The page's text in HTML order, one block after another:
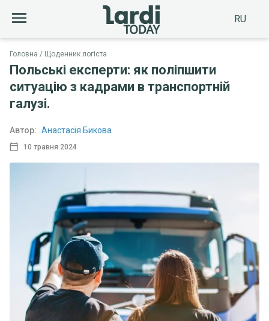
RU
Головна Щоденник логіста
Польські експерти: як поліпшити
ситуацію з кадрами в транспортній
галузі.
10 травня 2024
Автор: Анастасія Бикова